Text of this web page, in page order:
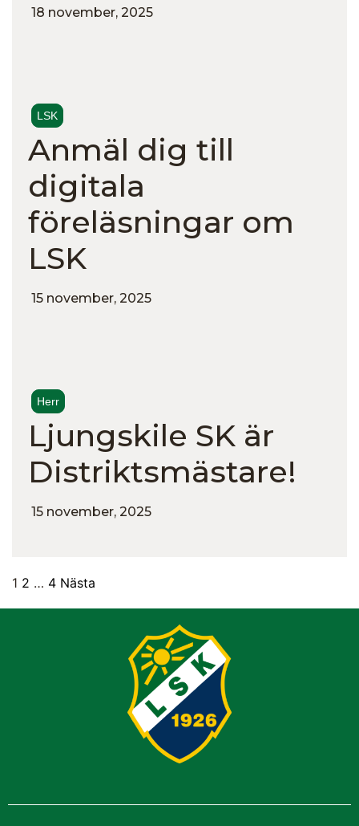
18 november, 2025
LSK
Anmäl dig till
digitala
föreläsningar om
LSK
15 november, 2025
Herr
Ljungskile SK är
Distriktsmästare!
15 november, 2025
1 2 … 4 Nästa